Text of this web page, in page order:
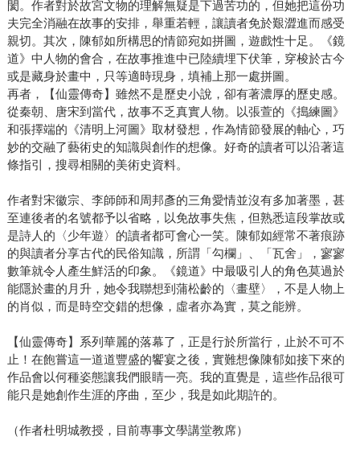
閡。作者對於故宮文物的理解無疑是下過苦功的，但她把這份功
夫完全消融在故事的安排，舉重若輕，讓讀者免於艱澀進而感受
親切。其次，陳郁如所構思的情節宛如拼圖，遊戲性十足。《鏡
道》中人物的會合，在故事推進中已陸續埋下伏筆，穿梭於古今
或是藏身於畫中，只等適時現身，填補上那一處拼圖。
再者，【仙靈傳奇】雖然不是歷史小說，卻有著濃厚的歷史感。
從秦朝、唐宋到當代，故事不乏真實人物。以張萱的《搗練圖》
和張擇端的《清明上河圖》取材發想，作為情節發展的軸心，巧
妙的交融了藝術史的知識與創作的想像。好奇的讀者可以沿著這
條指引，搜尋相關的美術史資料。
作者對宋徽宗、李師師和周邦彥的三角愛情並沒有多加著墨，甚
至連後者的名號都予以省略，以免故事失焦，但熟悉這段掌故或
是詩人的〈少年遊〉的讀者都可會心一笑。陳郁如經常不著痕跡
的與讀者分享古代的民俗知識，所謂「勾欄」、「瓦舍」，寥寥
數筆就令人產生鮮活的印象。《鏡道》中最吸引人的角色莫過於
能隱於畫的月升，她令我聯想到蒲松齡的〈畫壁〉，不是人物上
的肖似，而是時空交錯的想像，虛者亦為實，莫之能辨。
【仙靈傳奇】系列華麗的落幕了，正是行於所當行，止於不可不
止！在飽嘗這一道道豐盛的饗宴之後，實難想像陳郁如接下來的
作品會以何種姿態讓我們眼睛一亮。我的直覺是，這些作品很可
能只是她創作生涯的序曲，至少，我是如此期許的。
（作者杜明城教授，目前專事文學講堂教席）